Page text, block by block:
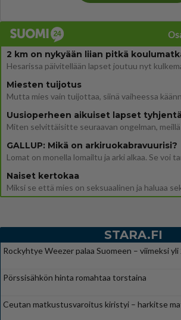
2 km on nykyään liian pitkä
Miesten tuijotus
GALLUP: Mikä on arkiruokabravuurisi?
Naiset kertokaa
STARA.FI
Rockyhtye Weezer palaa Suomeen – viimeksi
Pörssisähkön hinta romahtaa torstaina
Ceutan matkustusvaroitus kiristyi – harkitse